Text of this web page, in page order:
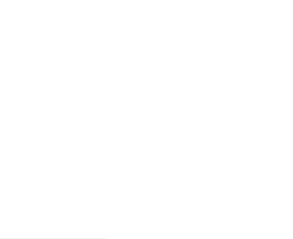
】
享後付」後，將跳轉至「AFTEE先享後付」
繳費通知簡訊。
，點擊此簡訊中的連結，可透過四大超商／
行付款，方視為交易完成。
享後付 」之結帳頁面顯示為準，若有關於
退款等相關疑問，請聯繫「AFTEE先享後付
以上)免運費
含以上)免運費